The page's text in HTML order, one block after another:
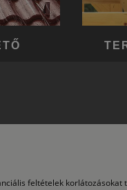
feltételek korlátozásokat